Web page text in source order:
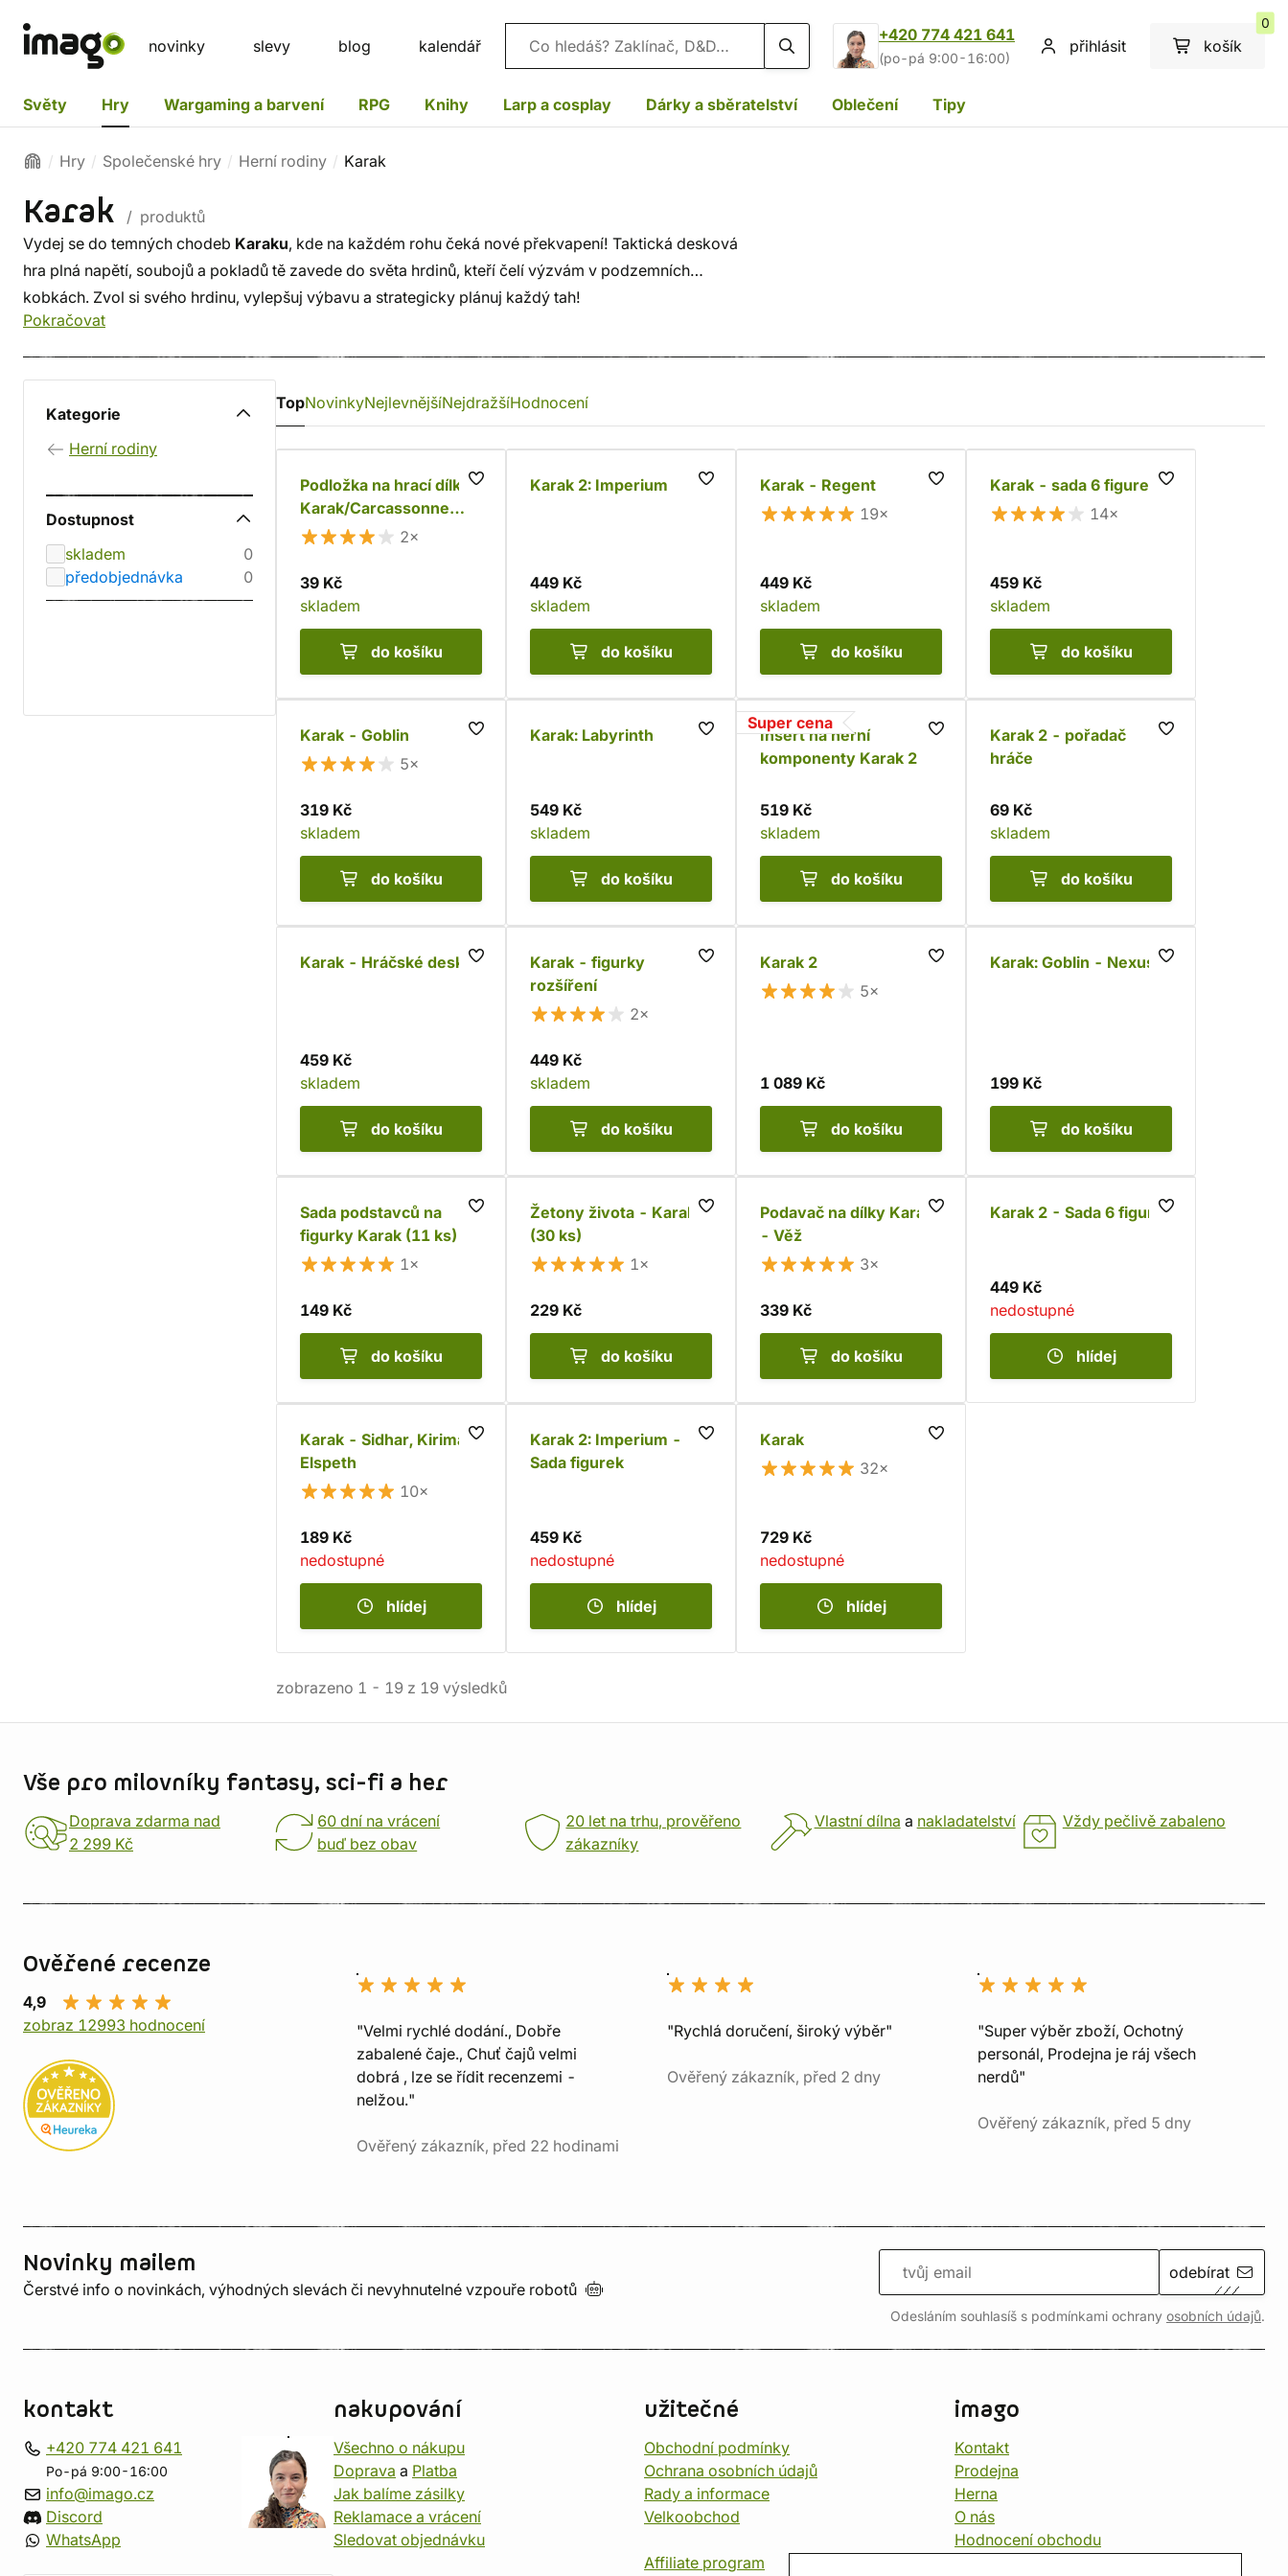
novinky slevy blog kalendář Vyhledávání
+420 774 421 641
(po-pá 9:00-16:00)
přihlásit košík
0
Světy Hry Wargaming a barvení RPG Knihy Larp a cosplay Dárky a sběratelství Oblečení Tipy
Hry Společenské hry Herní rodiny Karak
Karak
/ produktů
Vydej se do temných chodeb Karaku, kde na každém rohu čeká nové překvapení! Taktická desková
hra plná napětí, soubojů a pokladů tě zavede do světa hrdinů, kteří čelí výzvám v podzemních
kobkách. Zvol si svého hrdinu, vylepšuj výbavu a strategicky plánuj každý tah!
Pokračovat
Kategorie
Herní rodiny
Dostupnost
skladem
0
předobjednávka
0
TopNovinkyNejlevnějšíNejdražšíHodnocení
Podložka na hrací dílky
Karak/Carcassonne
(nová verze) 2×
39 Kč
skladem
do košíku
Karak 2: Imperium
449 Kč
skladem
do košíku
Karak - Regent
19×
449 Kč
skladem
do košíku
Karak - sada 6 figurek
14×
459 Kč
skladem
do košíku
Karak - Goblin
5×
319 Kč
skladem
do košíku
Karak: Labyrinth
549 Kč
skladem
do košíku
Super cena
Insert na herní
komponenty Karak 2
519 Kč
skladem
do košíku
Karak 2 - pořadač
hráče
69 Kč
skladem
do košíku
Karak - Hráčské desky
459 Kč
skladem
do košíku
Karak - figurky
rozšíření
2×
449 Kč
skladem
do košíku
Karak 2
5×
1 089 Kč
do košíku
Karak: Goblin - Nexus
199 Kč
do košíku
Sada podstavců na
figurky Karak (11 ks)
1×
149 Kč
do košíku
Žetony života - Karak
(30 ks)
1×
229 Kč
do košíku
Podavač na dílky Karak
- Věž
3×
339 Kč
do košíku
Karak 2 - Sada 6 figurek
449 Kč
nedostupné
hlídej
Karak - Sidhar, Kirima &
Elspeth
10×
189 Kč
nedostupné
hlídej
Karak 2: Imperium -
Sada figurek
459 Kč
nedostupné
hlídej
Karak
32×
729 Kč
nedostupné
hlídej
zobrazeno 1 - 19 z 19 výsledků
Vše pro milovníky fantasy, sci-fi a her
Doprava zdarma nad
2 299 Kč
60 dní na vrácení
buď bez obav
20 let na trhu, prověřeno
zákazníky
Vlastní dílna a nakladatelství Vždy pečlivě zabaleno
Ověřené recenze
4,9
zobraz 12993 hodnocení
"Velmi rychlé dodání., Dobře
zabalené čaje., Chuť čajů velmi
dobrá , lze se řídit recenzemi -
nelžou."
Ověřený zákazník, před 22 hodinami
"Rychlá doručení, široký výběr"
Ověřený zákazník, před 2 dny
"Super výběr zboží, Ochotný
personál, Prodejna je ráj všech
nerdů"
Ověřený zákazník, před 5 dny
Novinky mailem
Čerstvé info o novinkách, výhodných slevách či nevyhnutelné vzpouře robotů
odebírat
Odesláním souhlasíš s podmínkami ochrany osobních údajů.
kontakt
+420 774 421 641
Po-pá 9:00-16:00
info@imago.cz
Discord
WhatsApp
nakupování
Všechno o nákupu
Doprava a Platba
Jak balíme zásilky
Reklamace a vrácení
Sledovat objednávku
užitečné
Obchodní podmínky
Ochrana osobních údajů
Rady a informace
Velkoobchod
Affiliate program
imago
Kontakt
Prodejna
Herna
O nás
Hodnocení obchodu